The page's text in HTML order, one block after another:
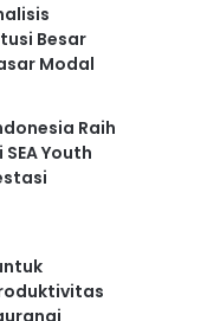
Besar
Modal
Raih
Youth